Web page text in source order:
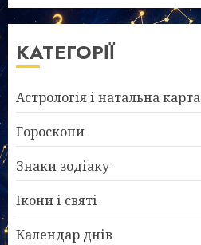
КАТЕГОРІЇ
Астрологія і натальна карта
Гороскопи
Знаки зодіаку
Ікони і святі
Календар днів